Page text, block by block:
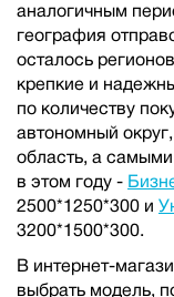
аналогичным
география
осталось
крепкие и
по количеству
автономный
область, а
в этом году -
2500*1250*300 и
3200*1500*300.
В интернет-
выбрать модель,